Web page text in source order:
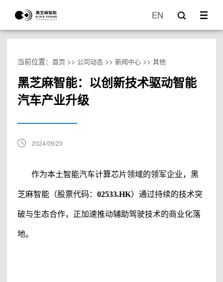
EN
当前位置： 首页 >> 公司动态>> 新闻中心>> 其他
黑芝麻智能：以创新技术驱动智能
汽车产业升级
2024/09/23
作为本土智能汽车计算芯片领域的领军企业， 黑
芝麻智能（股票代码： 02533.HK） 通过持续的技术突
破与生态合作，正加速推动辅助驾驶技术的商业化落
地。